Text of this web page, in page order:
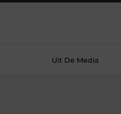
Uit De Media